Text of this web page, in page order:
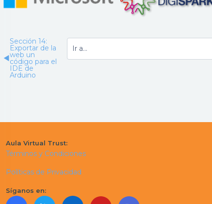
◀︎
Sección 14:
Exportar de la
web un
código para el
IDE de
Arduino
Aula Virtual Trust:
Términos y Condiciones
Políticas de Privacidad
Síganos en: